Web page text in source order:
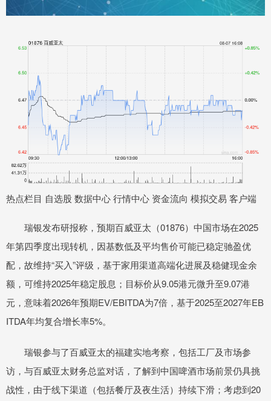
热点栏目 自选股 数据中心 行情中心 资金流向 模拟交易 客户端
瑞银发布研报称，预期百威亚太（01876）中国市场在2025
年第四季度出现转机，因基数低及平均售价可能已稳定驰盈优
配，故维持“买入”评级，基于家用渠道高端化进展及稳健现金余
额，可维持2025年稳定股息；目标价从9.05港元微升至9.07港
元，意味着2026年预期EV/EBITDA为7倍，基于2025至2027年EB
ITDA年均复合增长率5%。
瑞银参与了百威亚太的福建实地考察，包括工厂及市场参
访，与百威亚太财务总监对话，了解到中国啤酒市场前景仍具挑
战性，由于线下渠道（包括餐厅及夜生活）持续下滑；考虑到20